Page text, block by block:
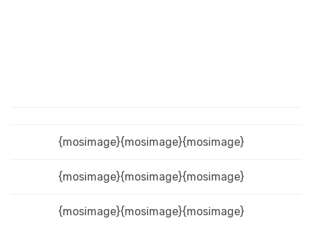
{mosimage}{mosimage}{mosimage}
{mosimage}{mosimage}{mosimage}
{mosimage}{mosimage}{mosimage}